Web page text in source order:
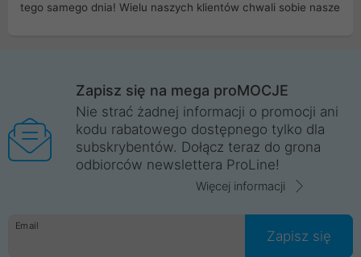
tego samego dnia! Wielu naszych klientów chwali sobie nasze
Wrocław, Poznań, Legnica, Katowice, Gliwice, Kalisz, Bytom,
Trzebnica, Opole. Szybka i profesjonalna obsługa!
ProLine to polska firma ze 100% polskim kapitałem. Działamy
legalnie i płacimy podatki w naszym kraju! Posiadamy siedzibę
główną w Mirkowie oraz salony na terenie kraju. Cała
komunikacja ze sklepem komputerowym ProLine jest
danych osobowych. Dlatego zakup notebooka albo laptopa w
ProLine to czysta przyjemność i pełne bezpieczeństwo.
Zaopatrzysz się u nas w akcesoria i części komputerowe
Zapisz się na mega proMOCJE
Nie strać żadnej informacji o promocji ani
kodu rabatowego dostępnego tylko dla
subskrybentów. Dołącz teraz do grona
odbiorców newslettera ProLine!
Więcej informacji
Email
Zapisz się